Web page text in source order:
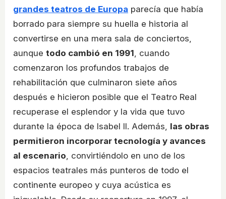
grandes teatros de Europa parecía que había
borrado para siempre su huella e historia al
convertirse en una mera sala de conciertos,
aunque todo cambió en 1991 , cuando
comenzaron los profundos trabajos de
rehabilitación que culminaron siete años
después e hicieron posible que el Teatro Real
recuperase el esplendor y la vida que tuvo
durante la época de Isabel II. Además, las obras
permitieron incorporar tecnología y avances
al escenario , convirtiéndolo en uno de los
espacios teatrales más punteros de todo el
continente europeo y cuya acústica es